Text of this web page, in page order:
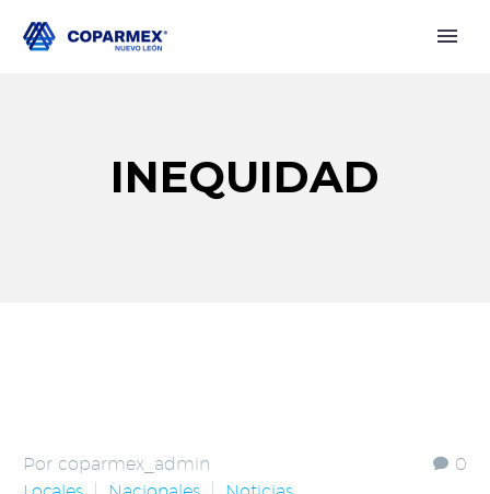
INEQUIDAD
0
Por coparmex_admin